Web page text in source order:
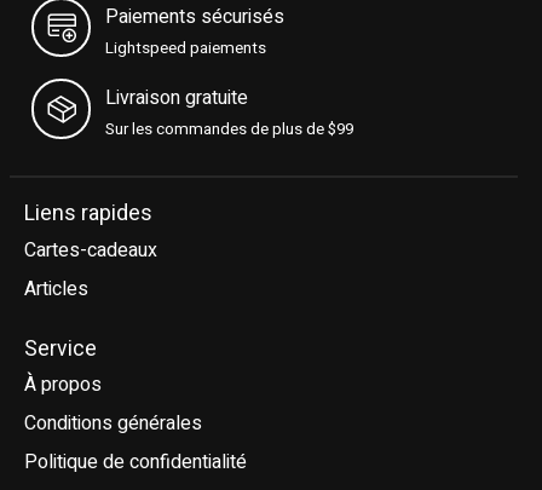
Paiements sécurisés
Lightspeed paiements
Livraison gratuite
Sur les commandes de plus de $99
Liens rapides
Cartes-cadeaux
Articles
Service
À propos
Conditions générales
Politique de confidentialité